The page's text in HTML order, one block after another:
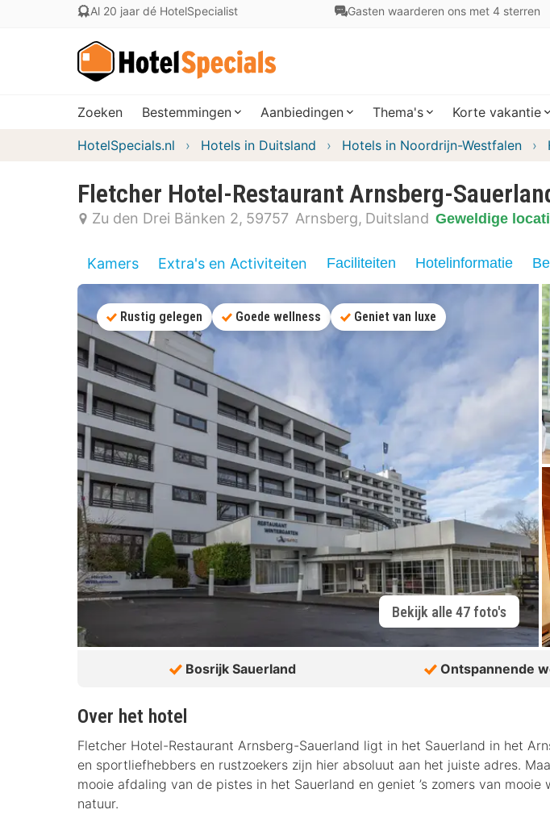
Al 20 jaar dé HotelSpecialist Gasten waarderen ons met 4 sterren
Zoeken Bestemmingen Aanbiedingen Thema's Korte vakantie
HotelSpecials.nl Hotels in Duitsland Hotels in Noordrijn-Westfalen
Fletcher Hotel-Restaurant Arnsberg-
Zu den Drei Bänken 2 59757 Arnsberg Duitsland Geweldige
Kamers Extra's en Activiteiten Faciliteiten Hotelinformatie
Bekijk alle 47 foto's
Rustig gelegen Goede wellness Geniet van luxe
Bosrijk Sauerland Ontspannende
Over het hotel
Fletcher Hotel-Restaurant Arnsberg-Sauerland ligt in het Sauerland in het
en sportliefhebbers en rustzoekers zijn hier absoluut aan het juiste adres.
mooie afdaling van de pistes in het Sauerland en geniet ’s zomers van mooie
natuur.